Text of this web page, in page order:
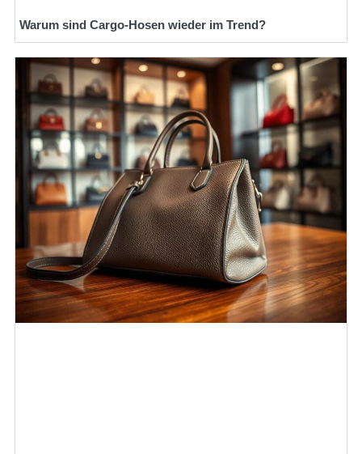
Warum sind Cargo-Hosen wieder im Trend?